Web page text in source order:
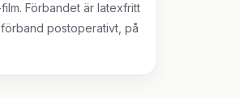
Förbandet är latexfritt
postoperativt, på